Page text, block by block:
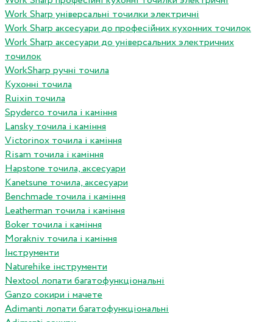
Work Sharp унiверсальнi точилки электричнi
Work Sharp аксесуари до професiйних кухонних точилок
Work Sharp аксесуари до унiверсальних электричних
точилок
WorkSharp ручні точила
Кухонні точила
Ruixin точила
Spyderco точила і каміння
Lansky точила і каміння
Victorinox точила і каміння
Risam точила і каміння
Hapstone точила, аксесуари
Kanetsune точила, аксесуари
Benchmade точила і каміння
Leatherman точила і каміння
Boker точила і каміння
Morakniv точила і каміння
Інструменти
Naturehike інструменти
Nextool лопати багатофункціональні
Ganzo сокири і мачете
Adimanti лопати багатофункціональні